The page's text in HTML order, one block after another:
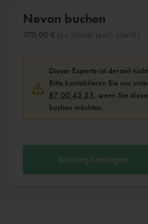
Nevon buchen
170,00 € pro Stunde (exkl. MwSt.)
Dieser Experte ist derzeit
Bitte kontaktieren Sie uns
87 00 43 53, wenn Sie
buchen möchten.
Buchung bestätigen